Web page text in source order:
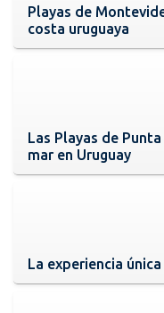
Playas de
costa uruguaya
Las Playas de
mar en Uruguay
La experiencia